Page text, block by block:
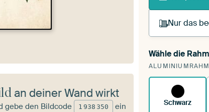
Nur das
Du
Wähle die
Schwarz
an deiner Wand wirkt
gebe den Bildcode 1 938 350 ein